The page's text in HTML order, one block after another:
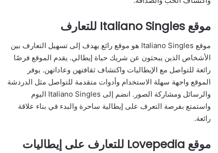
موقع Italiano Singles للتعارف
موقع Italiano Singles هو موقع رائع يهدف إلى تسهيل التعارف بين
الأشخاص الذين يبحثون عن شريك حياة إيطالي. يقدم الموقع فرصًا
رائعة للتواصل مع الإيطاليات واكتشاف ثقافتهن وعاداتهن. يوفر
الموقع واجهة سهلة الاستخدام وأدوات متقدمة للتواصل مثل الدردشة
والرسائل ومشاركة الصور. انضم إلى Italiano Singles اليوم
واستمتع بفرصة التعرف على إيطالية ساحرة والبدء في بناء علاقة
رائعة.
موقع Lovepedia للتعارف على إيطاليات